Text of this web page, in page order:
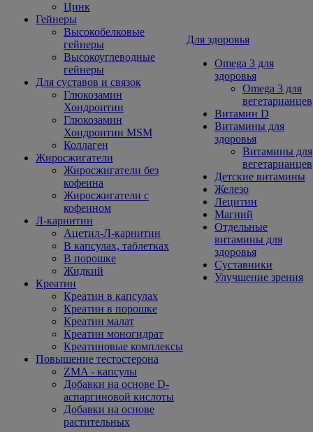
Цинк
Гейнеры
Высокобелковые
гейнеры
Высокоуглеводные
гейнеры
Для суставов и связок
Глюкозамин
Хондроитин
Глюкозамин
Хондроитин MSM
Коллаген
Жиросжигатели
Жиросжигатели без
кофеина
Жиросжигатели с
кофеином
Л-карнитин
Ацетил-Л-карнитин
В капсулах, таблетках
В порошке
Жидкий
Креатин
Креатин в капсулах
Креатин в порошке
Креатин малат
Креатин моногидрат
Креатиновые комплексы
Повышение тестостерона
ZMA - капсулы
Добавки на основе D-
аспаргиновой кислоты
Добавки на основе
растительных
Для здоровья
Omega 3 для
здоровья
Omega 3 для
вегетарианцев
Витамин D
Витамины для
здоровья
Витамины для
вегетарианцев
Детские витамины
Железо
Лецитин
Магний
Отдельные
витамины для
здоровья
Суставники
Улучшение зрения